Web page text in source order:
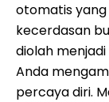
otomatis
kecerdasan
diolah
Anda
percaya diri.